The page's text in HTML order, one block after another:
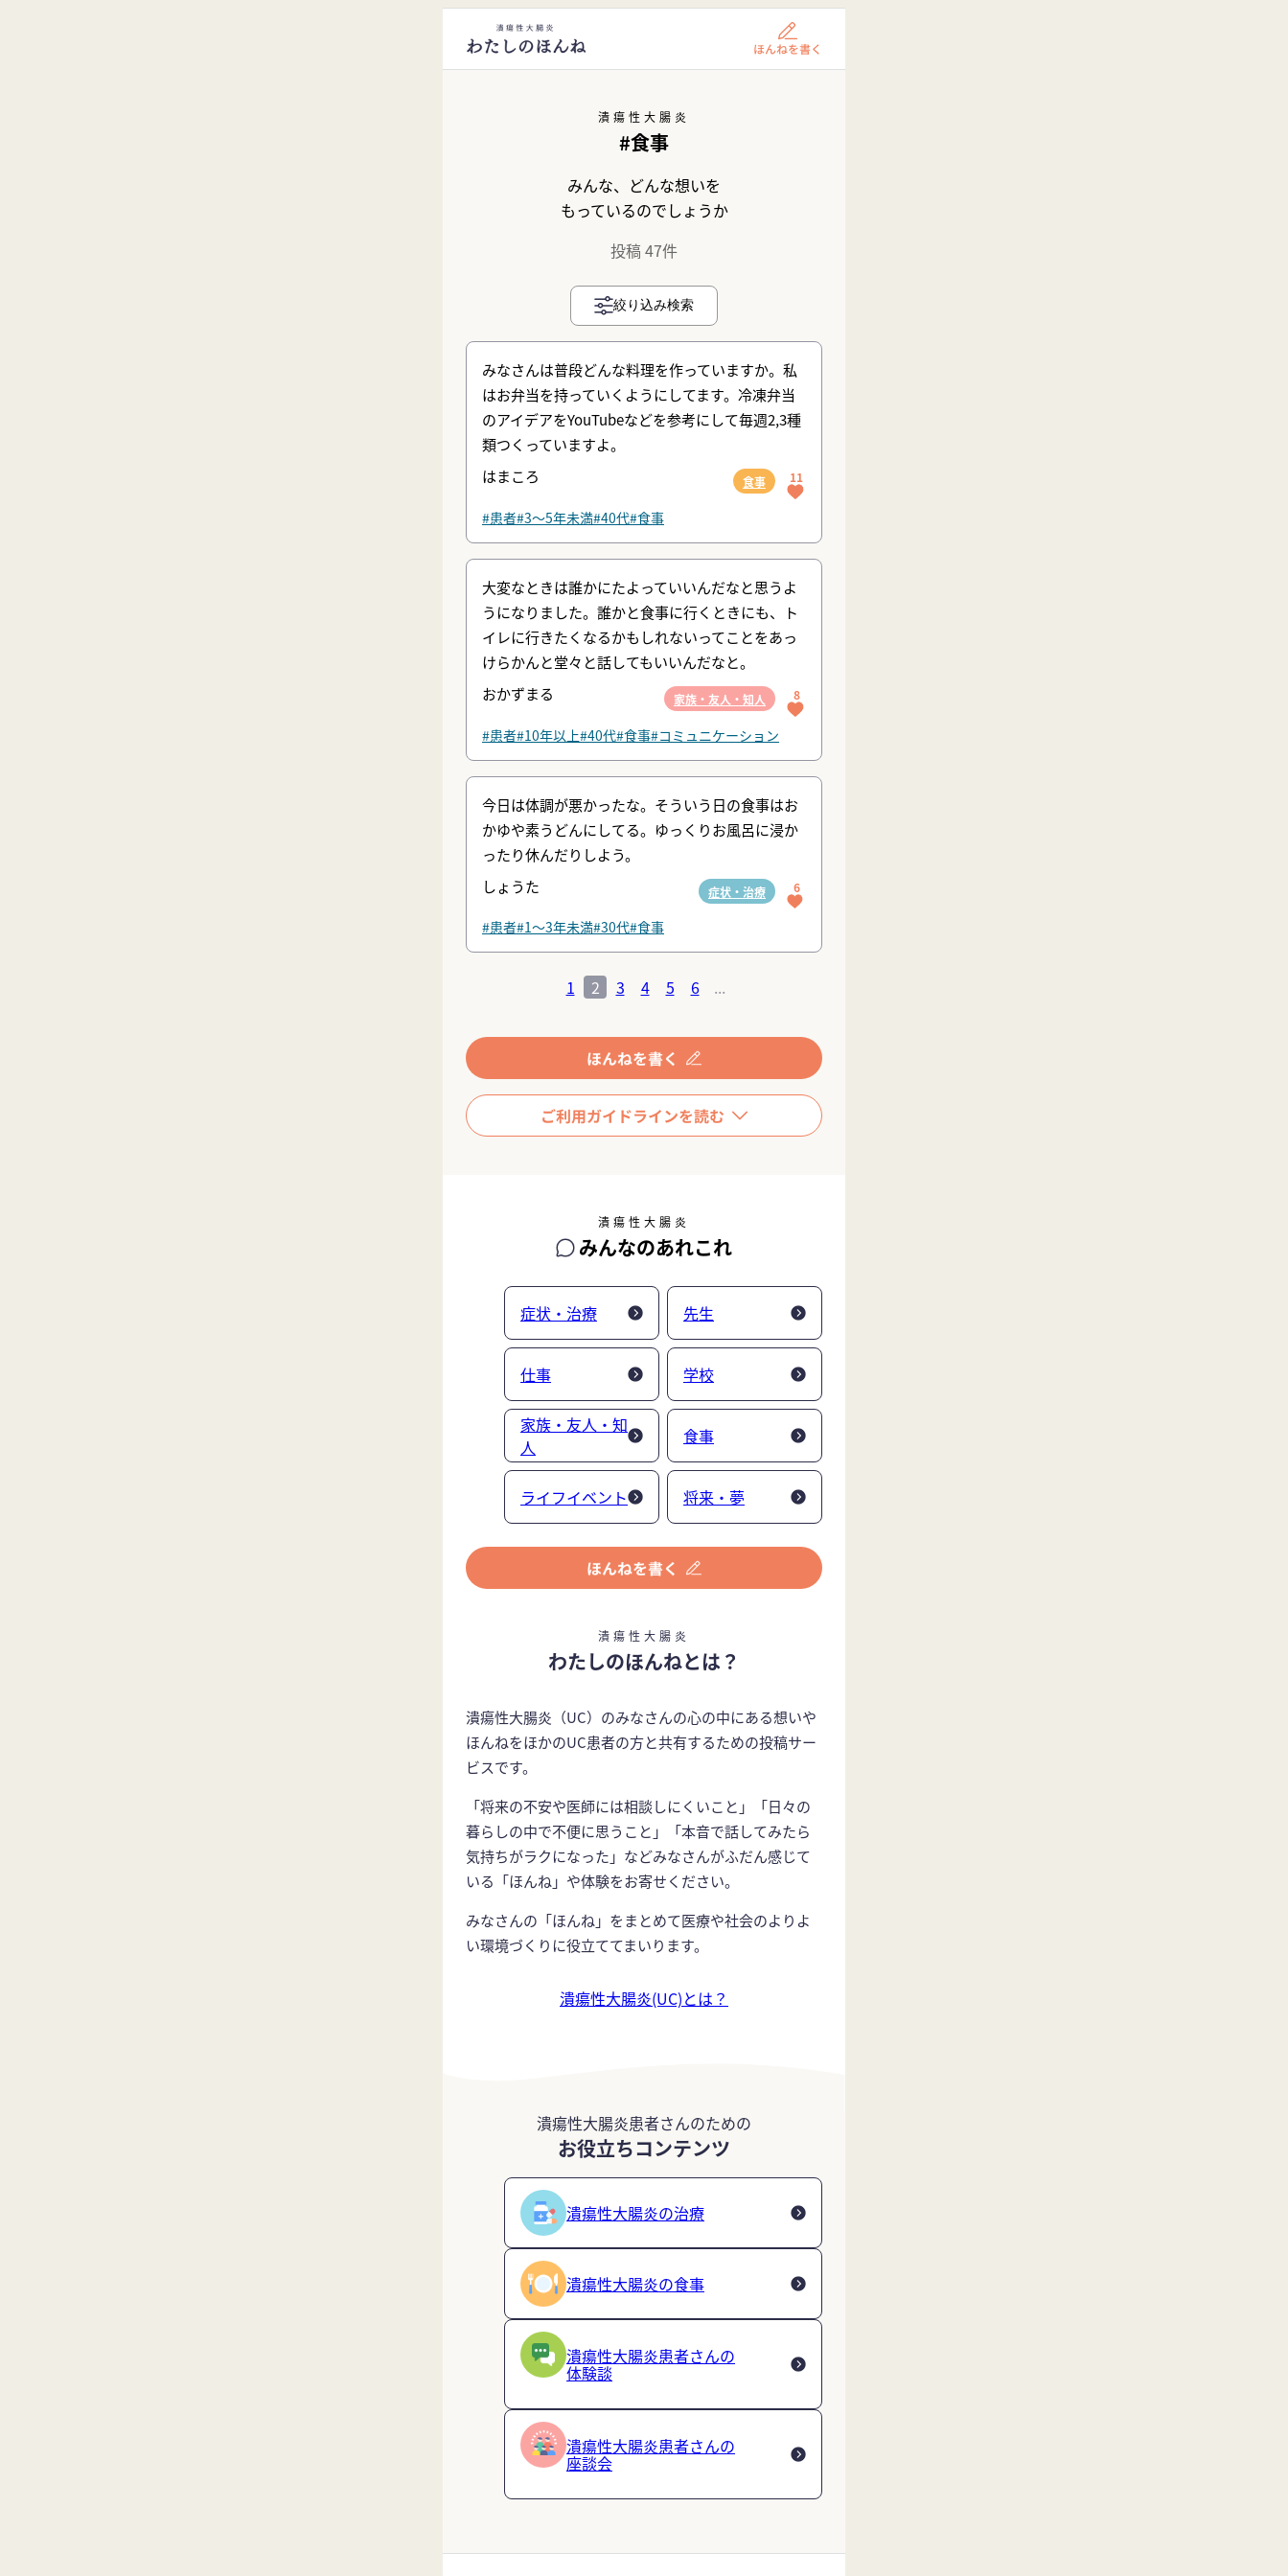
潰瘍性大腸炎
#食事
みんな、どんな想いを
もっているのでしょうか
投稿 47件
絞り込み検索
みなさんは普段どんな料理を作っていますか。私
はお弁当を持っていくようにしてます。冷凍弁当
のアイデアをYouTubeなどを参考にして毎週2,3種
類つくっていますよ。
はまころ
食事 11
#患者#3〜5年未満#40代#食事
大変なときは誰かにたよっていいんだなと思うよ
うになりました。誰かと食事に行くときにも、ト
イレに行きたくなるかもしれないってことをあっ
けらかんと堂々と話してもいいんだなと。
おかずまる
家族・友人・知人 8
#患者#10年以上#40代#食事#コミュニケーション
今日は体調が悪かったな。そういう日の食事はお
かゆや素うどんにしてる。ゆっくりお風呂に浸か
ったり休んだりしよう。
しょうた
症状・治療 6
#患者#1〜3年未満#30代#食事
1 2 3 4 5 6 ...
潰瘍性大腸炎
みんなのあれこれ
症状・治療 先生
仕事 学校
家族・友人・知
人
食事
ライフイベント 将来・夢
潰瘍性大腸炎
わたしのほんねとは？
潰瘍性大腸炎（UC）のみなさんの心の中にある想いや
ほんねをほかのUC患者の方と共有するための投稿サー
ビスです。
「将来の不安や医師には相談しにくいこと」「日々の
暮らしの中で不便に思うこと」「本音で話してみたら
気持ちがラクになった」などみなさんがふだん感じて
いる「ほんね」や体験をお寄せください。
みなさんの「ほんね」をまとめて医療や社会のよりよ
い環境づくりに役立ててまいります。
潰瘍性大腸炎(UC)とは？
潰瘍性大腸炎患者さんのための
お役立ちコンテンツ
潰瘍性大腸炎の治療
潰瘍性大腸炎の食事
潰瘍性大腸炎患者さんの
体験談
潰瘍性大腸炎患者さんの
座談会